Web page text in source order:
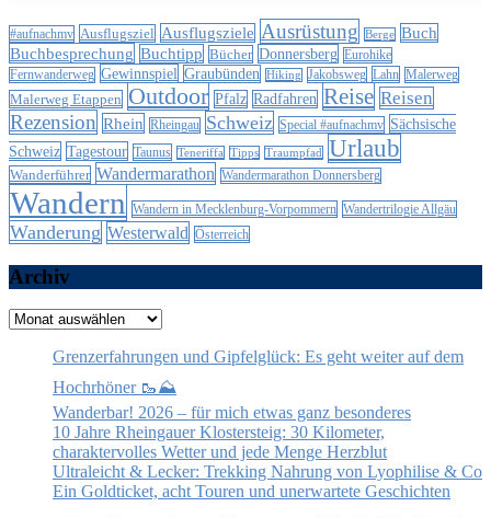
#aufnachmv Ausflugsziel Ausflugsziele Ausrüstung Berge Buch
Buchbesprechung Buchtipp Bücher Donnersberg Eurohike
Fernwanderweg Gewinnspiel Graubünden Hiking Jakobsweg Lahn Malerweg
Malerweg Etappen Outdoor Pfalz Radfahren Reise Reisen
Rezension Rhein Rheingau Schweiz Special #aufnachmv Sächsische
Schweiz Tagestour Taunus Teneriffa Tipps Traumpfad Urlaub
Wanderführer Wandermarathon Wandermarathon Donnersberg
Wandern Wandern in Mecklenburg-Vorpommern Wandertrilogie Allgäu
Wanderung Westerwald Österreich
Archiv
Archiv
Grenzerfahrungen und Gipfelglück: Es geht weiter auf dem
Hochrhöner 🥾⛰️
Wanderbar! 2026 – für mich etwas ganz besonderes
10 Jahre Rheingauer Klostersteig: 30 Kilometer,
charaktervolles Wetter und jede Menge Herzblut
Ultraleicht & Lecker: Trekking Nahrung von Lyophilise & Co
Ein Goldticket, acht Touren und unerwartete Geschichten